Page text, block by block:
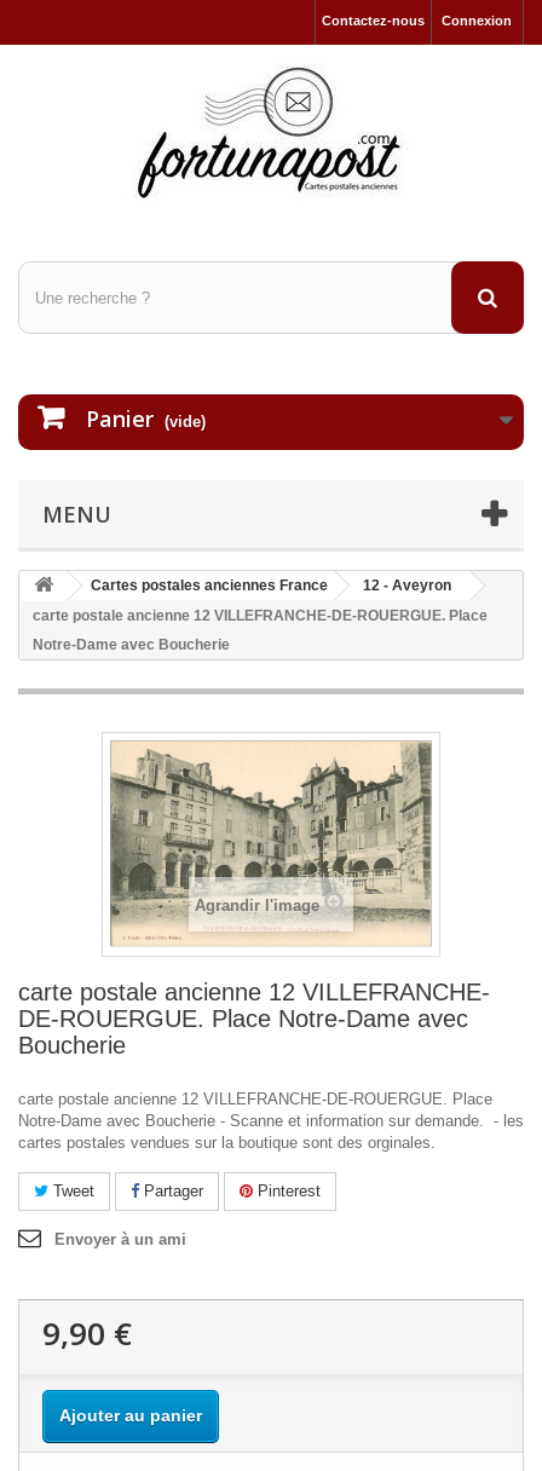
Connexion
Contactez-nous
Panier (vide)
MENU
Cartes postales anciennes France
12 - Aveyron
carte postale ancienne 12 VILLEFRANCHE-DE-ROUERGUE. Place
Notre-Dame avec Boucherie
Agrandir l'image
carte postale ancienne 12 VILLEFRANCHE-
DE-ROUERGUE. Place Notre-Dame avec
Boucherie
carte postale ancienne 12 VILLEFRANCHE-DE-ROUERGUE. Place
Notre-Dame avec Boucherie - Scanne et information sur demande. - les
cartes postales vendues sur la boutique sont des orginales.
Tweet Partager Pinterest
Envoyer à un ami
9,90 €
Ajouter au panier